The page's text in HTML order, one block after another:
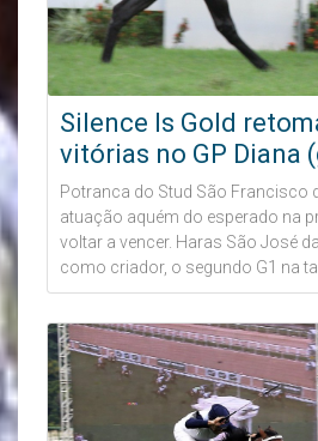
Silence Is Gold
vitórias no GP Diana
Potranca do Stud São Francisco
atuação aquém do esperado na
voltar a vencer. Haras São José
como criador, o segundo G1 na